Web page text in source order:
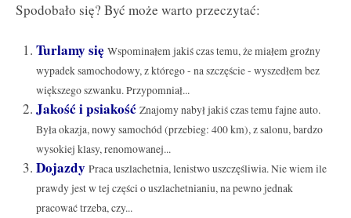
Spodobało się? Być może warto przeczytać:
Turlamy się Wspominałem jakiś czas temu, że miałem groźny
wypadek samochodowy, z którego - na szczęście - wyszedłem bez
większego szwanku. Przypomniał...
Jakość i psiakość Znajomy nabył jakiś czas temu fajne auto.
Była okazja, nowy samochód (przebieg: 400 km), z salonu, bardzo
wysokiej klasy, renomowanej...
Dojazdy Praca uszlachetnia, lenistwo uszczęśliwia. Nie wiem ile
prawdy jest w tej części o uszlachetnianiu, na pewno jednak
pracować trzeba, czy...